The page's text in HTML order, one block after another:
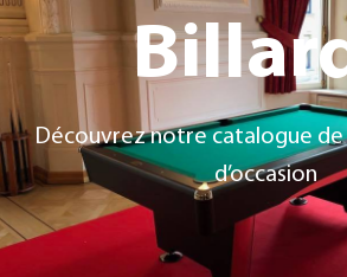
Découvrez notre catalogue de
d’occasion